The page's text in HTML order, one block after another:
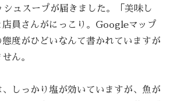
シュスープが届きました。「美味し
店員さんがにっこり。Googleマップ
度がひどいなんて書かれていますが
ん。
しっかり塩が効いていますが、魚が